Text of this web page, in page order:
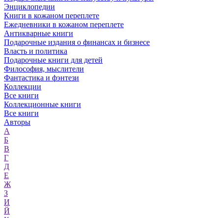
Энциклопедии
Книги в кожаном переплете
Ежедневники в кожаном переплете
Антикварные книги
Подарочные издания о финансах и бизнесе
Власть и политика
Подарочные книги для детей
Философия, мыслители
Фантастика и фэнтези
Коллекции
Все книги
Коллекционные книги
Все книги
Авторы
А
Б
В
Г
Д
Е
Ж
З
И
Й